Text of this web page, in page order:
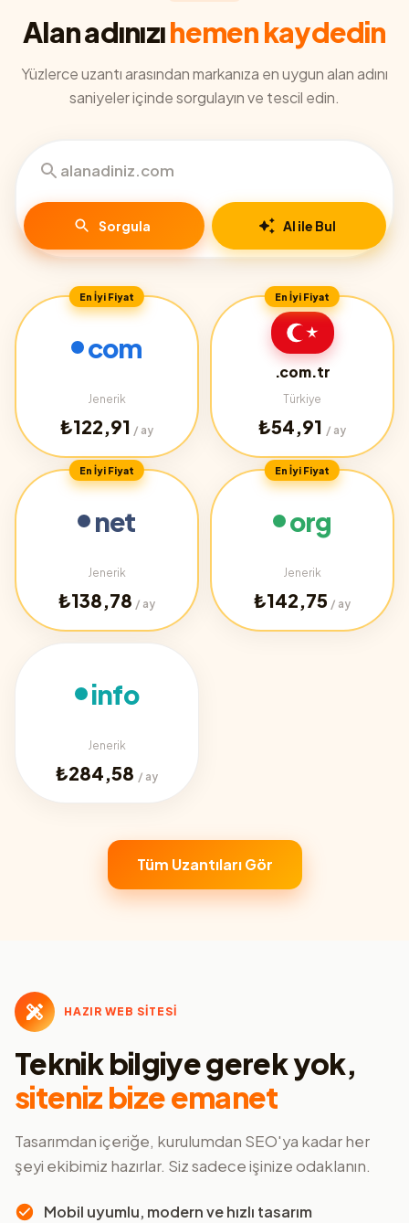
Alan adınızıhemen kaydedin
Yüzlerce uzantı arasından markanıza en uygun alan adını
saniyeler içinde sorgulayın ve tescil edin.
Sorgula AI ile Bul
En İyi Fiyat
com
Jenerik
₺122,91 / ay
En İyi Fiyat
.com.tr
Türkiye
₺54,91 / ay
En İyi Fiyat
net
Jenerik
₺138,78 / ay
En İyi Fiyat
org
Jenerik
₺142,75 / ay
info
Jenerik
₺284,58 / ay
Tüm Uzantıları Gör
HAZIR WEB SİTESİ
Teknik bilgiye gerek yok,
siteniz bize emanet
Tasarımdan içeriğe, kurulumdan SEO'ya kadar her
şeyi ekibimiz hazırlar. Siz sadece işinize odaklanın.
Mobil uyumlu, modern ve hızlı tasarım